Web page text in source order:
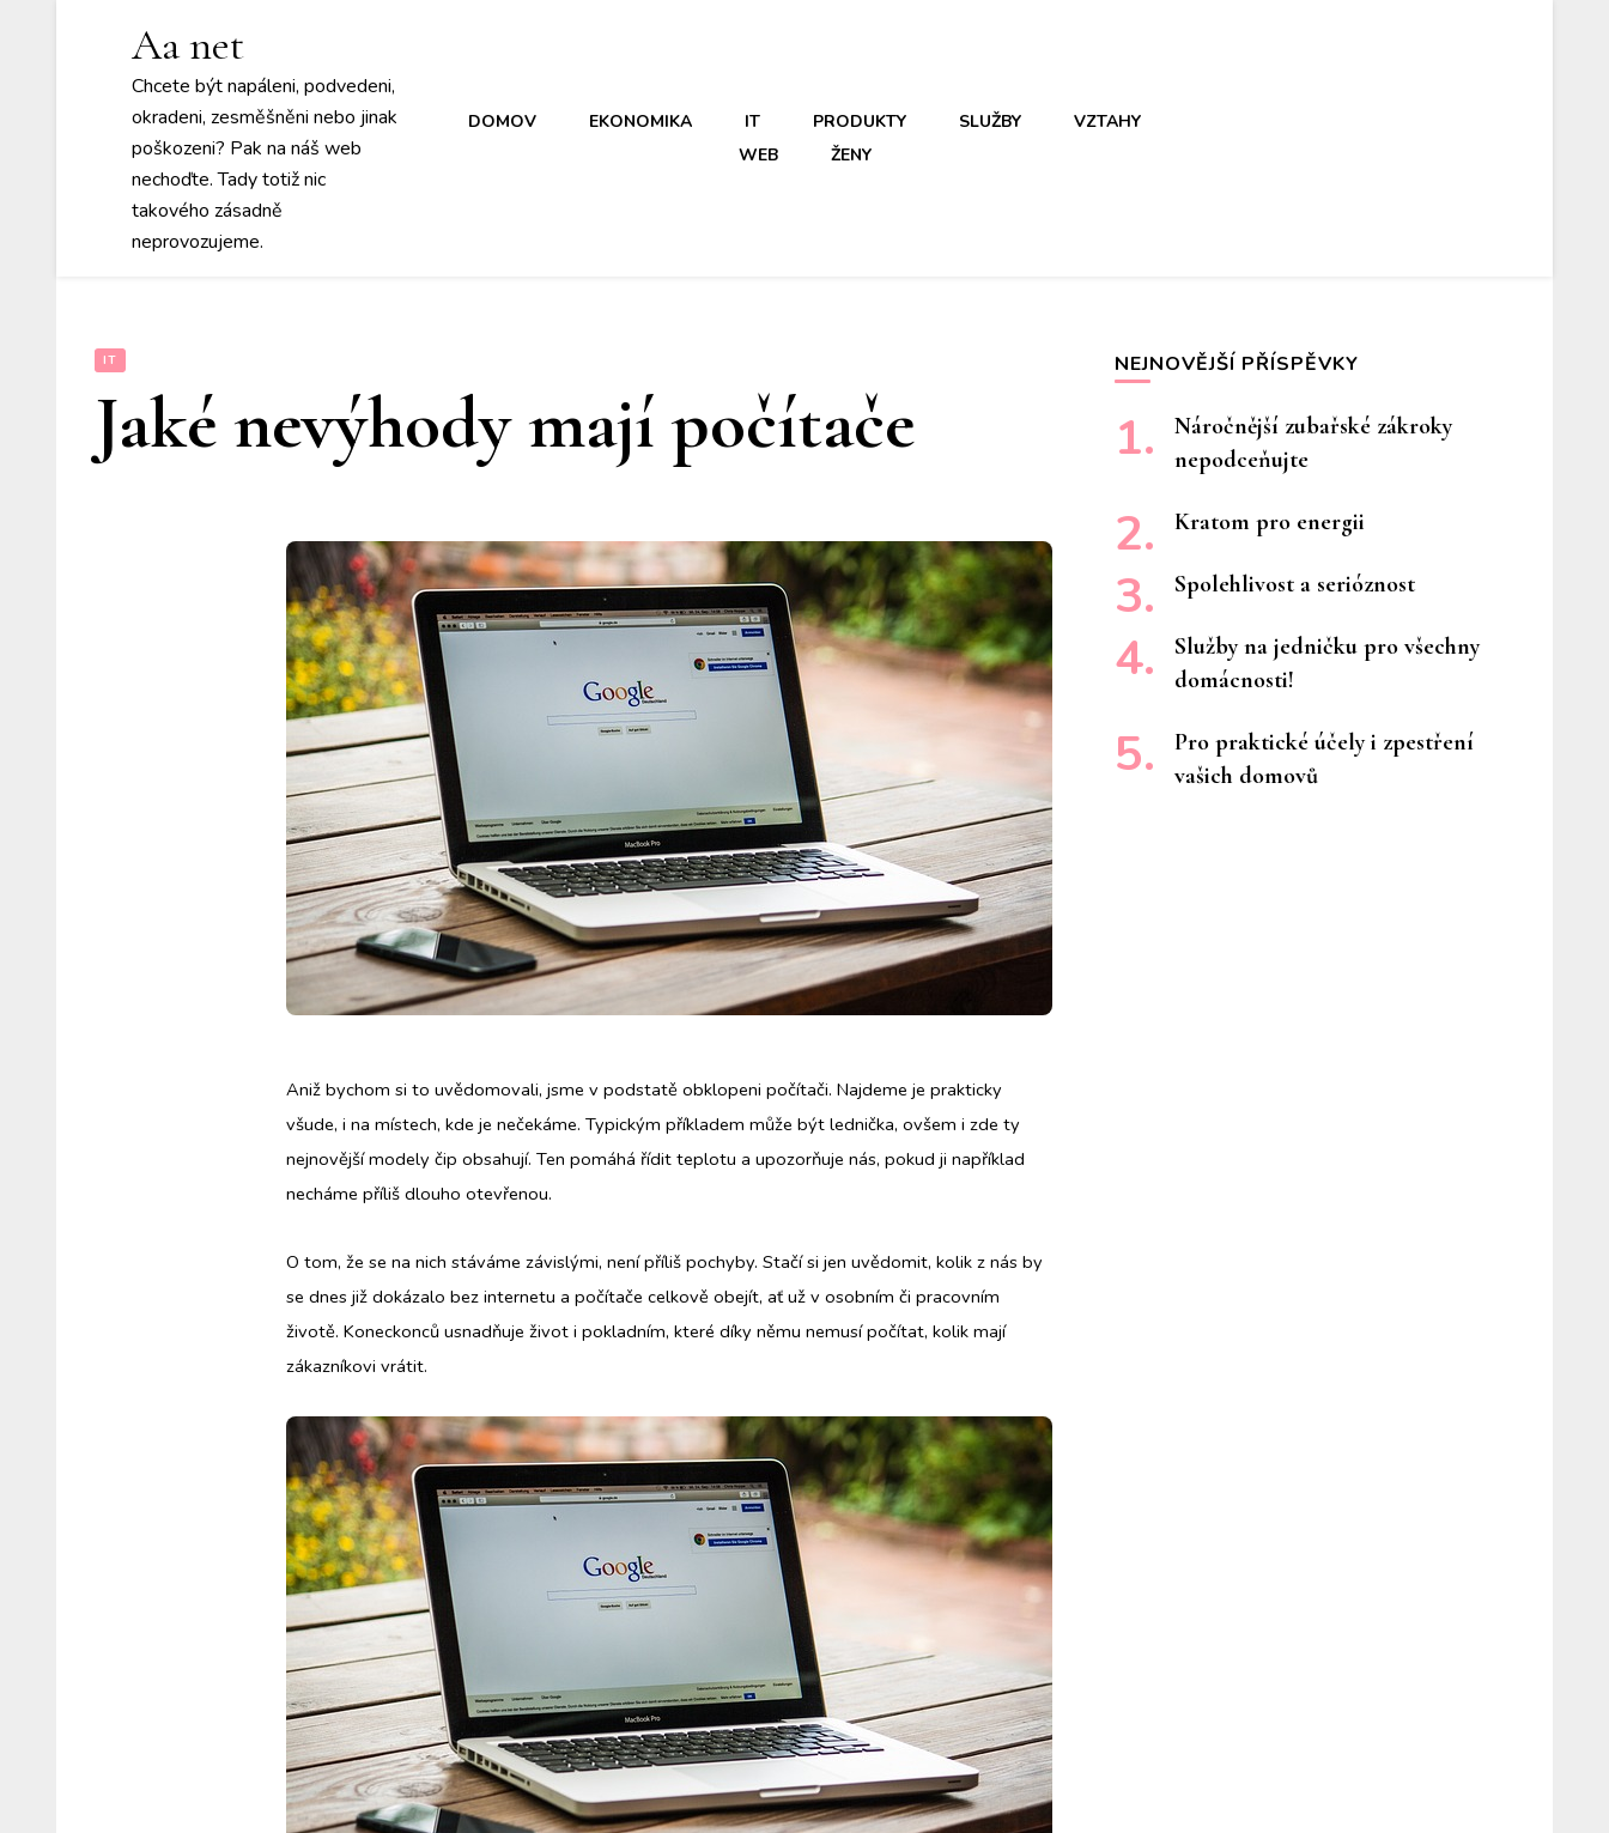
Aa net
Chcete být napáleni, podvedeni,
okradeni, zesměšněni nebo jinak
poškozeni? Pak na náš web
nechoďte. Tady totiž nic
takového zásadně
neprovozujeme.
DOMOV EKONOMIKA IT PRODUKTY SLUŽBY
VZTAHY
WEB
ŽENY
IT
Jaké nevýhody mají počítače
Aniž bychom si to uvědomovali, jsme v podstatě obklopeni počítači. Najdeme je prakticky
všude, i na místech, kde je nečekáme. Typickým příkladem může být lednička, ovšem i zde ty
nejnovější modely čip obsahují. Ten pomáhá řídit teplotu a upozorňuje nás, pokud ji například
necháme příliš dlouho otevřenou.
O tom, že se na nich stáváme závislými, není příliš pochyby. Stačí si jen uvědomit, kolik z nás by
se dnes již dokázalo bez internetu a počítače celkově obejít, ať už v osobním či pracovním
životě. Koneckonců usnadňuje život i pokladním, které díky němu nemusí počítat, kolik mají
zákazníkovi vrátit.
NEJNOVĚJŠÍ PŘÍSPĚVKY
Náročnější zubařské zákroky
nepodceňujte
Kratom pro energii
Spolehlivost a serióznost
Služby na jedničku pro všechny
domácnosti!
Pro praktické účely i zpestření
vašich domovů